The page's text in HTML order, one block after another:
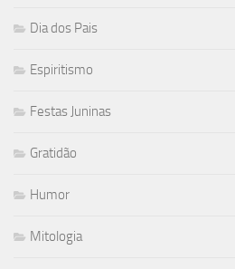
Dia dos Pais
Espiritismo
Festas Juninas
Gratidão
Humor
Mitologia